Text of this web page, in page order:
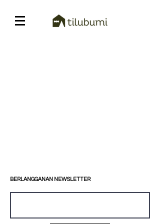
BERLANGGANAN NEWSLETTER